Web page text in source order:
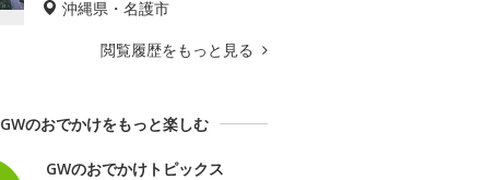
沖縄県・名護市
閲覧履歴をもっと見る
GWのおでかけをもっと楽しむ
GWのおでかけトピックス